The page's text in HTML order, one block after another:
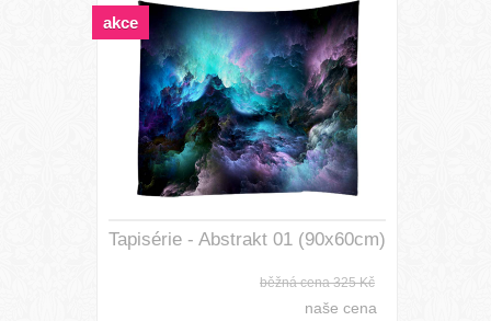
Tapisérie - Abstrakt 01 (90x60cm)
běžná cena325 Kč
naše cena
akce